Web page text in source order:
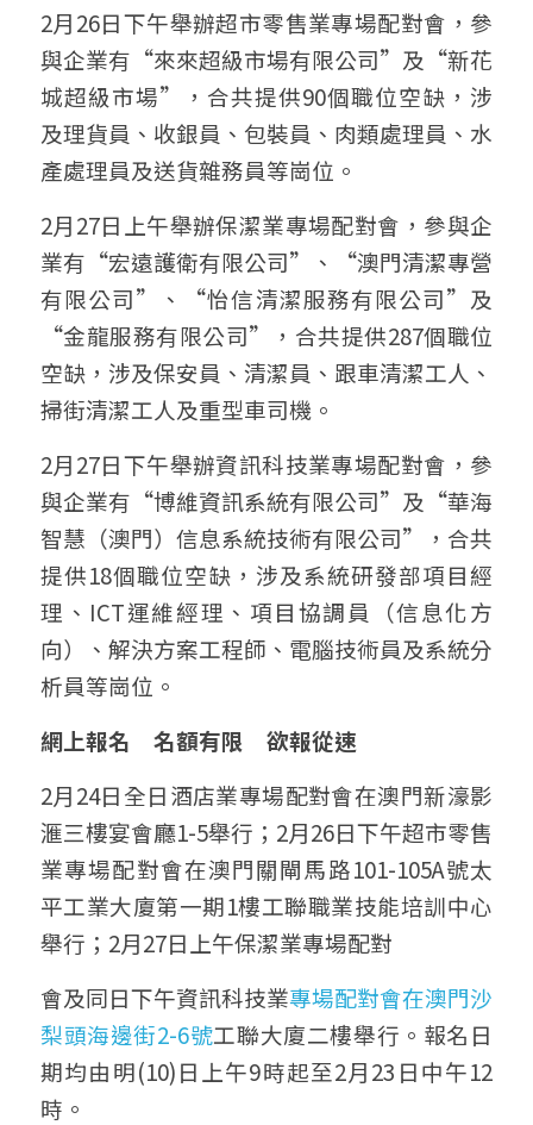
2月26日下午舉辦超市零售業專場配對會，參
與企業有“來來超級市場有限公司”及“新花
城超級市場”，合共提供90個職位空缺，涉
及理貨員、收銀員、包裝員、肉類處理員、水
產處理員及送貨雜務員等崗位。
2月27日上午舉辦保潔業專場配對會，參與企
業有“宏遠護衛有限公司”、“澳門清潔專營
有限公司”、“怡信清潔服務有限公司”及
“金龍服務有限公司”，合共提供287個職位
空缺，涉及保安員、清潔員、跟車清潔工人、
掃街清潔工人及重型車司機。
2月27日下午舉辦資訊科技業專場配對會，參
與企業有“博維資訊系統有限公司”及“華海
智慧（澳門）信息系統技術有限公司”，合共
提供18個職位空缺，涉及系統研發部項目經
理、ICT運維經理、項目協調員（信息化方
向）、解決方案工程師、電腦技術員及系統分
析員等崗位。
網上報名　名額有限　欲報從速
2月24日全日酒店業專場配對會在澳門新濠影
滙三樓宴會廳1-5舉行；2月26日下午超市零售
業專場配對會在澳門關閘馬路101-105A號太
平工業大廈第一期1樓工聯職業技能培訓中心
舉行；2月27日上午保潔業專場配對
會及同日下午資訊科技業專場配對會在澳門沙
梨頭海邊街2-6號工聯大廈二樓舉行。報名日
期均由明(10)日上午9時起至2月23日中午12
時。